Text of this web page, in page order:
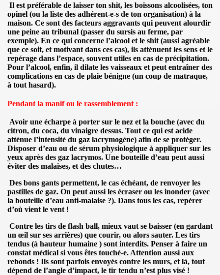
Il est préférable de laisser ton shit, les boissons alcoolisées, ton
opinel (ou la liste des adhérent-e-s de ton organisation) à la
maison. Ce sont des facteurs aggravants qui peuvent alourdir
une peine au tribunal (passer du sursis au ferme, par
exemple). En ce qui concerne l’alcool et le shit (aussi agréable
que ce soit, et motivant dans ces cas), ils atténuent les sens et le
repérage dans l’espace, souvent utiles en cas de précipitation.
Pour l’alcool, enfin, il dilate les vaisseaux et peut entraîner des
complications en cas de plaie bénigne (un coup de matraque,
à tout hasard).
Pendant la manif ou le rassemblement :
Avoir une écharpe à porter sur le nez et la bouche (avec du
citron, du coca, du vinaigre dessus. Tout ce qui est acide
atténue l’intensité du gaz lacrymogène) afin de se protéger.
Disposer d’eau ou de sérum physiologique à appliquer sur les
yeux après des gaz lacrymos. Une bouteille d’eau peut aussi
éviter des malaises, et des chutes…
Des bons gants permettent, le cas échéant, de renvoyer les
pastilles de gaz. On peut aussi les écraser ou les inonder (avec
la bouteille d’eau anti-malaise ?). Dans tous les cas, repérer
d’où vient le vent !
Contre les tirs de flash ball, mieux vaut se baisser (en gardant
un œil sur ses arrières) que courir, ou alors sauter. Les tirs
tendus (à hauteur humaine ) sont interdits. Penser à faire un
constat médical si vous êtes touché-e. Attention aussi aux
rebonds ! Ils sont parfois envoyés contre les murs, et là, tout
dépend de l’angle d’impact, le tir tendu n’est plus visé !